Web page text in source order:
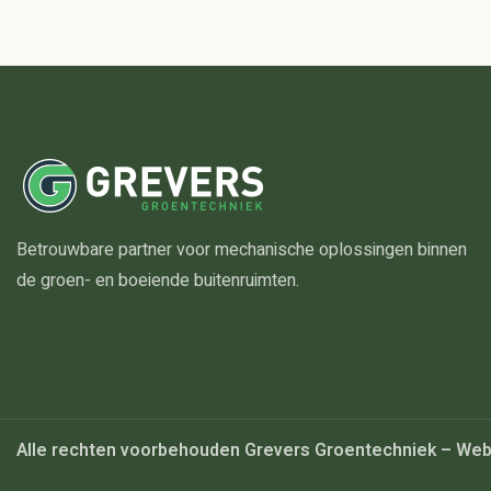
Betrouwbare partner voor mechanische oplossingen binnen
de groen- en boeiende buitenruimten.
Alle rechten voorbehouden Grevers Groentechniek –